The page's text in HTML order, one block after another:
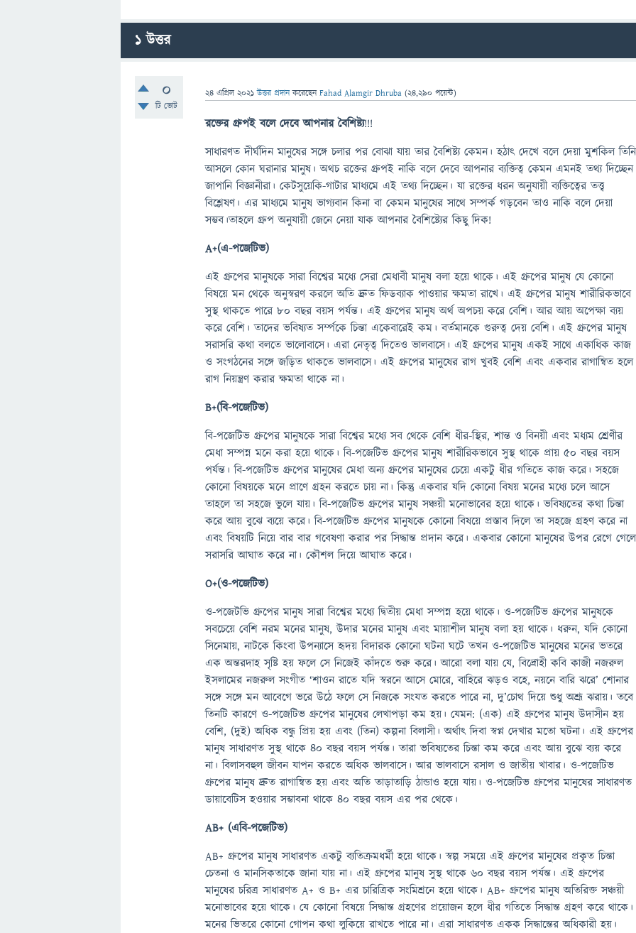
1উত্তর
0
টি ভোট
24 এপ্রিল 2021 উত্তর প্রদান করেছেনFahad Alamgir Dhruba (24,290 পয়েন্ট)
রক্তের গ্রুপই বলে দেবে আপনার বৈশিষ্ট্য!!!
সাধারণত দীর্ঘদিন মানুষের সঙ্গে চলার পর বোঝা যায় তার বৈশিষ্ট্য কেমন। হঠাৎ দেখে বলে দেয়া মুশকিল তিনি
আসলে কোন ঘরানার মানুষ। অথচ রক্তের গ্রুপই নাকি বলে দেবে আপনার ব্যক্তিত্ব কেমন এমনই তথ্য দিচ্ছেন
জাপানি বিজ্ঞানীরা। কেটসুয়েকি-গাটার মাধ্যমে এই তথ্য দিচ্ছেন। যা রক্তের ধরন অনুযায়ী ব্যক্তিত্বের তত্ত্ব
বিশ্লেষণ। এর মাধ্যমে মানুষ ভাগ্যবান কিনা বা কেমন মানুষের সাথে সম্পর্ক গড়বেন তাও নাকি বলে দেয়া
সম্ভব।তাহলে গ্রুপ অনুযায়ী জেনে নেয়া যাক আপনার বৈশিষ্ট্যের কিছু দিক!
A+(এ-পজেটিভ)
এই গ্রুপের মানুষকে সারা বিশ্বের মধ্যে সেরা মেধাবী মানুষ বলা হয়ে থাকে। এই গ্রুপের মানুষ যে কোনো
বিষয়ে মন থেকে অনুস্বরণ করলে অতি দ্রুত ফিডব্যাক পাওয়ার ক্ষমতা রাখে। এই গ্রুপের মানুষ শারীরিকভাবে
সুস্থ থাকতে পারে ৮০ বছর বয়স পর্যন্ত। এই গ্রুপের মানুষ অর্থ অপচয় করে বেশি। আর আয় অপেক্ষা ব্যয়
করে বেশি। তাদের ভবিষ্যত সর্ম্পকে চিন্তা একেবারেই কম। বর্তমানকে গুরুত্ব দেয় বেশি। এই গ্রুপের মানুষ
সরাসরি কথা বলতে ভালোবাসে। এরা নেতৃত্ব দিতেও ভালবাসে। এই গ্রুপের মানুষ একই সাথে একাধিক কাজ
ও সংগঠনের সঙ্গে জড়িত থাকতে ভালবাসে। এই গ্রুপের মানুষের রাগ খুবই বেশি এবং একবার রাগান্বিত হলে
রাগ নিয়ন্ত্রণ করার ক্ষমতা থাকে না।
B+(বি-পজেটিভ)
বি-পজেটিভ গ্রুপের মানুষকে সারা বিশ্বের মধ্যে সব থেকে বেশি ধীর-স্থির, শান্ত ও বিনয়ী এবং মধ্যম শ্রেণীর
মেধা সম্পন্ন মনে করা হয়ে থাকে। বি-পজেটিভ গ্রুপের মানুষ শারীরিকভাবে সুস্থ থাকে প্রায় ৫০ বছর বয়স
পর্যন্ত। বি-পজেটিভ গ্রুপের মানুষের মেধা অন্য গ্রুপের মানুষের চেয়ে একটু ধীর গতিতে কাজ করে। সহজে
কোনো বিষয়কে মনে প্রাণে গ্রহন করতে চায় না। কিন্তু একবার যদি কোনো বিষয় মনের মধ্যে চলে আসে
তাহলে তা সহজে ভুলে যায়। বি-পজেটিভ গ্রুপের মানুষ সঞ্চয়ী মনোভাবের হয়ে থাকে। ভবিষ্যতের কথা চিন্তা
করে আয় বুঝে ব্যয়ে করে। বি-পজেটিভ গ্রুপের মানুষকে কোনো বিষয়ে প্রস্তাব দিলে তা সহজে গ্রহণ করে না
এবং বিষয়টি নিয়ে বার বার গবেষণা করার পর সিদ্ধান্ত প্রদান করে। একবার কোনো মানুষের উপর রেগে গেলে
সরাসরি আঘাত করে না। কৌশল দিয়ে আঘাত করে।
O+(ও-পজেটিভ)
ও-পজেটভি গ্রুপের মানুষ সারা বিশ্বের মধ্যে দ্বিতীয় মেধা সম্পন্ন হয়ে থাকে। ও-পজেটিভ গ্রুপের মানুষকে
সবচেয়ে বেশি নরম মনের মানুষ, উদার মনের মানুষ এবং মায়াশীল মানুষ বলা হয় থাকে। ধরুন, যদি কোনো
সিনেমায়, নাটকে কিংবা উপন্যাসে হৃদয় বিদারক কোনো ঘটনা ঘটে তখন ও-পজেটিভ মানুষের মনের ভতরে
এক অন্তরদাহ সৃষ্টি হয় ফলে সে নিজেই কাঁদতে শুরু করে। আরো বলা যায় যে, বিদ্রোহী কবি কাজী নজরুল
ইসলামের নজরুল সংগীত ‘শাওন রাতে যদি স্বরনে আসে মোরে, বাহিরে ঝড়ও বহে, নয়নে বারি ঝরে’ শোনার
সঙ্গে সঙ্গে মন আবেগে ভরে উঠে ফলে সে নিজকে সংযত করতে পারে না, দু’চোথ দিয়ে শুধু অশ্রূ ঝরায়। তবে
তিনটি কারণে ও-পজেটিভ গ্রুপের মানুষের লেখাপড়া কম হয়। যেমন: (এক) এই গ্রুপের মানুষ উদাসীন হয়
বেশি, (দুই) অধিক বন্ধু প্রিয় হয় এবং (তিন) কল্পনা বিলাসী। অর্থাৎ দিবা স্বপ্ন দেখার মতো ঘটনা। এই গ্রুপের
মানুষ সাধারণত সুস্থ থাকে ৪০ বছর বয়স পর্যন্ত। তারা ভবিষ্যতের চিন্তা কম করে এবং আয় বুঝে ব্যয় করে
না। বিলাসবহুল জীবন যাপন করতে অধিক ভালবাসে। আর ভালবাসে রসাল ও জাতীয় খাবার। ও-পজেটিভ
গ্রুপের মানুষ দ্রুত রাগান্বিত হয় এবং অতি তাড়াতাড়ি ঠান্ডাও হয়ে যায়। ও-পজেটিভ গ্রুপের মানুষের সাধারণত
ডায়াবেটিস হওয়ার সম্ভাবনা থাকে ৪০ বছর বয়স এর পর থেকে।
AB+ (এবি-পজেটিভ)
AB+ গ্রুপের মানুষ সাধারণত একটু ব্যতিক্রমধর্মী হয়ে থাকে। স্বল্প সময়ে এই গ্রুপের মানুষের প্রকৃত চিন্তা
চেতনা ও মানসিকতাকে জানা যায় না। এই গ্রুপের মানুষ সুস্থ থাকে ৬০ বছর বয়স পর্যন্ত। এই গ্রুপের
মানুষের চরিত্র সাধারণত A+ ও B+ এর চারিত্রিক সংমিশ্রনে হয়ে থাকে। AB+ গ্রুপের মানুষ অতিরিক্ত সঞ্চয়ী
মনোভাবের হয়ে থাকে। যে কোনো বিষয়ে সিদ্ধান্ত গ্রহণের প্রয়োজন হলে ধীর গতিতে সিদ্ধান্ত গ্রহণ করে থাকে।
মনের ভিতরে কোনো গোপন কথা লুকিয়ে রাখতে পারে না। এরা সাধারণত একক সিদ্ধান্তের অধিকারী হয়।